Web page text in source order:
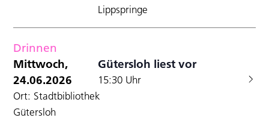
Lippspringe
Drinnen
Mittwoch,
24.06.2026
Gütersloh liest vor
15:30 Uhr
Ort: Stadtbibliothek
Gütersloh